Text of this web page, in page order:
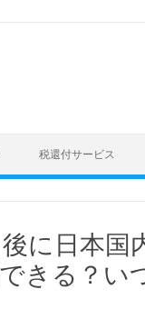
税還付サービス
に日本国
きる？い